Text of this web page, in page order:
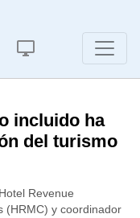
incluido ha
del turismo
Revenue
(HRMC) y coordinador